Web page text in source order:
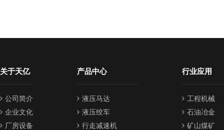
关于天亿
公司简介
企业文化
厂房设备
产品中心
液压马达
液压绞车
行走减速机
行业应用
工程机械
石油冶金
矿山煤矿